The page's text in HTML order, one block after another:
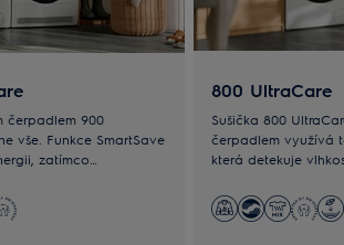
čerpadlem 900
vše. Funkce SmartSave
zatímco
800 UltraCare
Sušička 800
čerpadlem využívá
která detekuje
A to i objemnější
bundy.